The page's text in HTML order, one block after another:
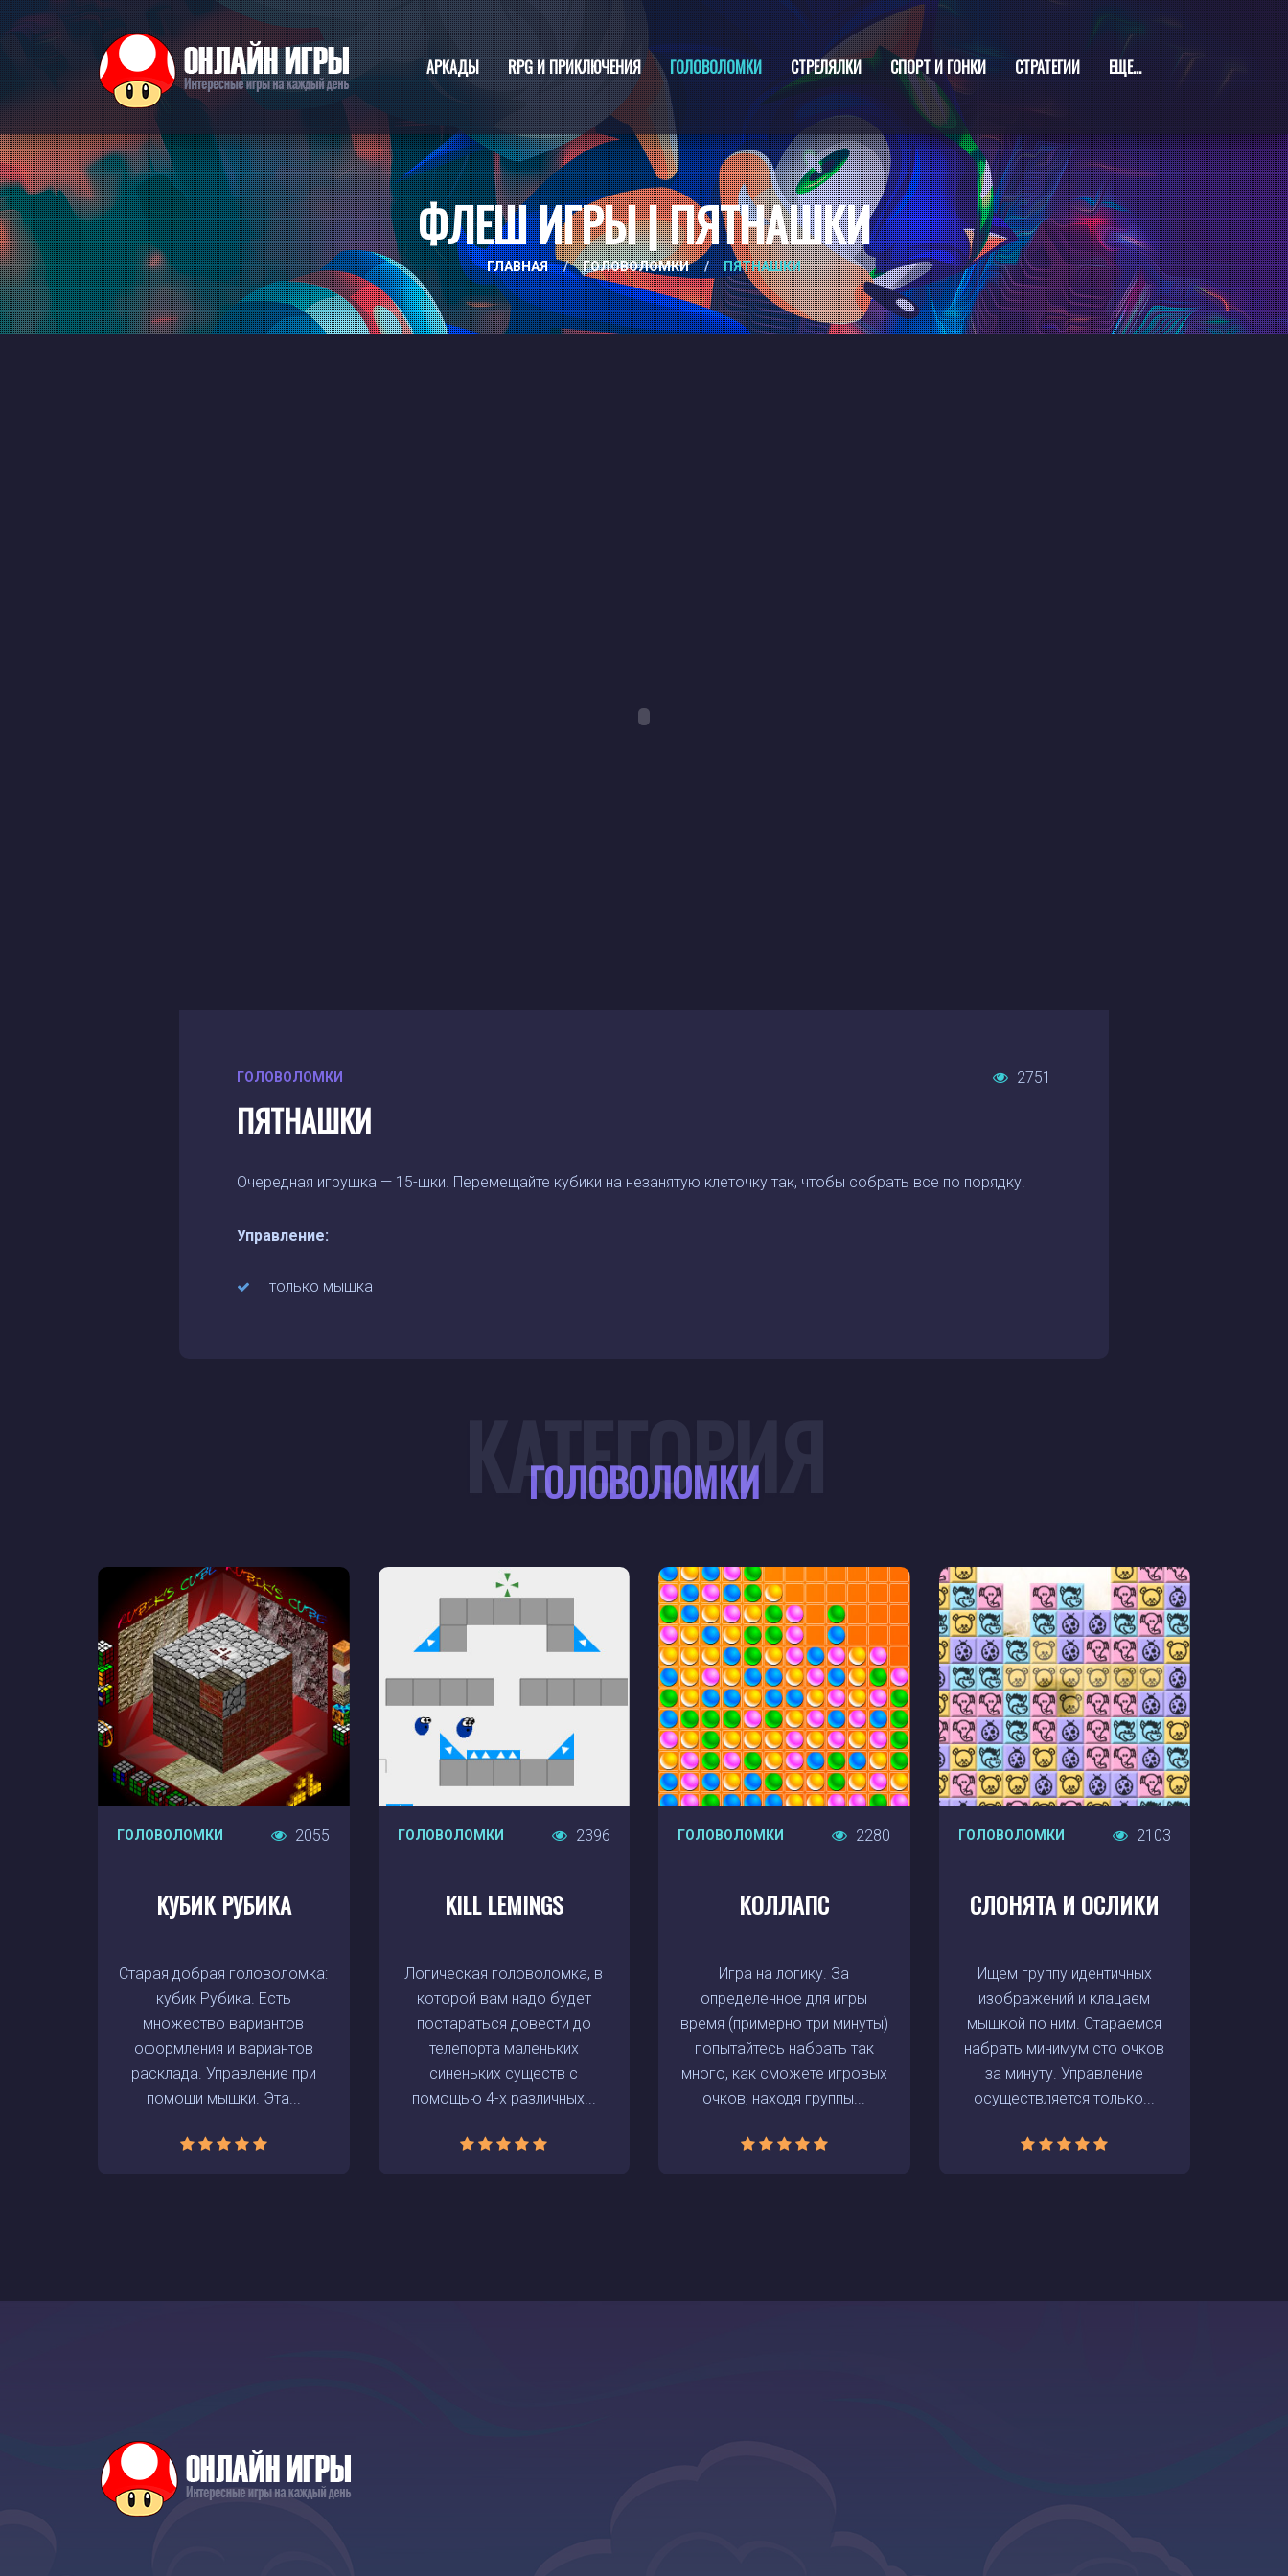
АРКАДЫ RPG И ПРИКЛЮЧЕНИЯ ГОЛОВОЛОМКИ СТРЕЛЯЛКИ СПОРТ И ГОНКИ СТРАТЕГИИ ЕЩЕ...
ФЛЕШ ИГРЫ | ПЯТНАШКИ
ГЛАВНАЯ / ГОЛОВОЛОМКИ / ПЯТНАШКИ
ГОЛОВОЛОМКИ 2751
ПЯТНАШКИ
Очередная игрушка — 15-шки. Перемещайте кубики на незанятую клеточку так, чтобы собрать все по порядку.
Управление:
только мышка
ГОЛОВОЛОМКИ
КАТЕГОРИЯ
ГОЛОВОЛОМКИ 2055
КУБИК РУБИКА
Старая добрая головоломка:
кубик Рубика. Есть
множество вариантов
оформления и вариантов
расклада. Управление при
помощи мышки. Эта...
ГОЛОВОЛОМКИ 2396
KILL LEMINGS
Логическая головоломка, в
которой вам надо будет
постараться довести до
телепорта маленьких
синеньких существ с
помощью 4-х различных...
ГОЛОВОЛОМКИ 2280
КОЛЛАПС
Игра на логику. За
определенное для игры
время (примерно три минуты)
попытайтесь набрать так
много, как сможете игровых
очков, находя группы...
ГОЛОВОЛОМКИ 2103
СЛОНЯТА И ОСЛИКИ
Ищем группу идентичных
изображений и клацаем
мышкой по ним. Стараемся
набрать минимум сто очков
за минуту. Управление
осуществляется только...